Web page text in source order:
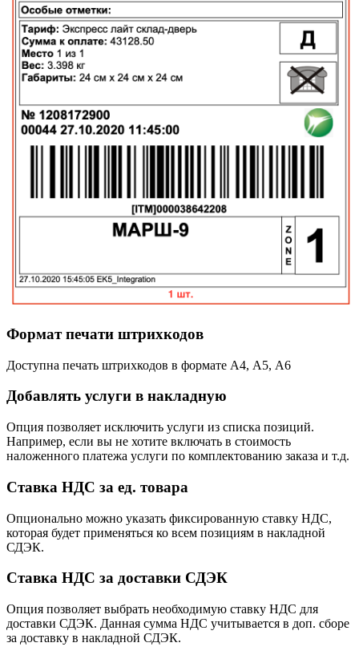
Формат печати штрихкодов
Доступна печать штрихкодов в формате А4, А5, А6
Добавлять услуги в накладную
Опция позволяет исключить услуги из списка позиций.
Например, если вы не хотите включать в стоимость
наложенного платежа услуги по комплектованию заказа и т.д.
Ставка НДС за ед. товара
Опционально можно указать фиксированную ставку НДС,
которая будет применяться ко всем позициям в накладной
СДЭК.
Ставка НДС за доставки СДЭК
Опция позволяет выбрать необходимую ставку НДС для
доставки СДЭК. Данная сумма НДС учитывается в доп. сборе
за доставку в накладной СДЭК.